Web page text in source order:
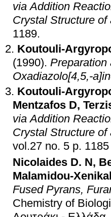
via Addition
Crystal Structure of
1189.
Koutouli-
(1990). Preparation
Oxadiazolo[4,5,-
Koutouli-
Mentzafos D,
via Addition
Crystal Structure of
vol.27 no. 5
Nicolaides D. N ,
Malamidou-
Fused Pyrans,
Chemistry of